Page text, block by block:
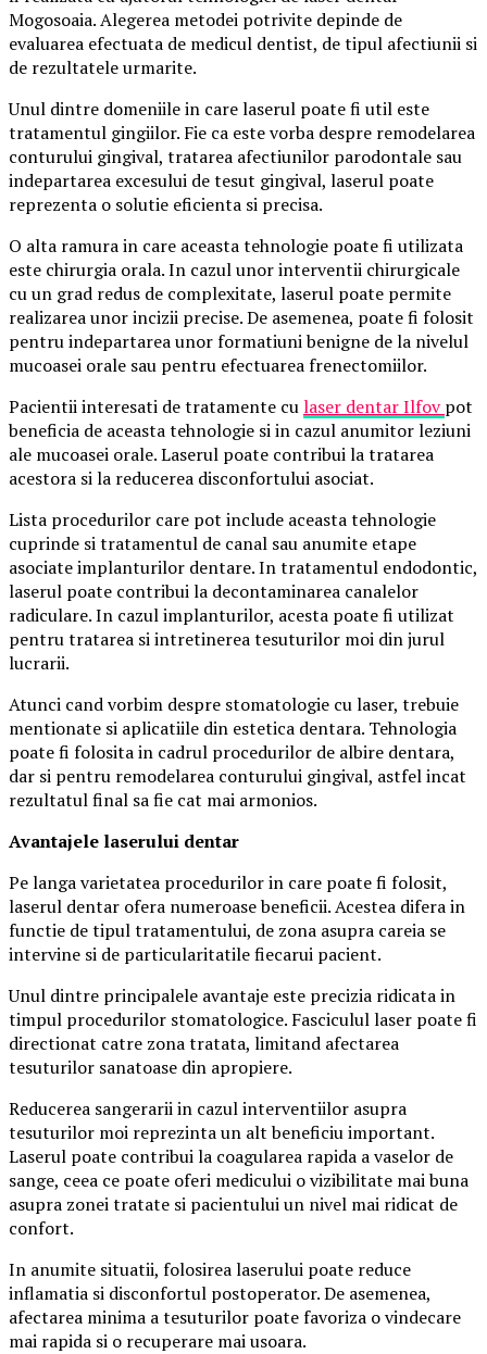
Mogosoaia. Alegerea metodei potrivite depinde de
evaluarea efectuata de medicul dentist, de tipul afectiunii si
de rezultatele urmarite.
Unul dintre domeniile in care laserul poate fi util este
tratamentul gingiilor. Fie ca este vorba despre remodelarea
conturului gingival, tratarea afectiunilor parodontale sau
indepartarea excesului de tesut gingival, laserul poate
reprezenta o solutie eficienta si precisa.
O alta ramura in care aceasta tehnologie poate fi utilizata
este chirurgia orala. In cazul unor interventii chirurgicale
cu un grad redus de complexitate, laserul poate permite
realizarea unor incizii precise. De asemenea, poate fi folosit
pentru indepartarea unor formatiuni benigne de la nivelul
mucoasei orale sau pentru efectuarea frenectomiilor.
Pacientii interesati de tratamente culaser dentar Ilfovpot
beneficia de aceasta tehnologie si in cazul anumitor leziuni
ale mucoasei orale. Laserul poate contribui la tratarea
acestora si la reducerea disconfortului asociat.
Lista procedurilor care pot include aceasta tehnologie
cuprinde si tratamentul de canal sau anumite etape
asociate implanturilor dentare. In tratamentul endodontic,
laserul poate contribui la decontaminarea canalelor
radiculare. In cazul implanturilor, acesta poate fi utilizat
pentru tratarea si intretinerea tesuturilor moi din jurul
lucrarii.
Atunci cand vorbim despre stomatologie cu laser, trebuie
mentionate si aplicatiile din estetica dentara. Tehnologia
poate fi folosita in cadrul procedurilor de albire dentara,
dar si pentru remodelarea conturului gingival, astfel incat
rezultatul final sa fie cat mai armonios.
Avantajele laserului dentar
Pe langa varietatea procedurilor in care poate fi folosit,
laserul dentar ofera numeroase beneficii. Acestea difera in
functie de tipul tratamentului, de zona asupra careia se
intervine si de particularitatile fiecarui pacient.
Unul dintre principalele avantaje este precizia ridicata in
timpul procedurilor stomatologice. Fasciculul laser poate fi
directionat catre zona tratata, limitand afectarea
tesuturilor sanatoase din apropiere.
Reducerea sangerarii in cazul interventiilor asupra
tesuturilor moi reprezinta un alt beneficiu important.
Laserul poate contribui la coagularea rapida a vaselor de
sange, ceea ce poate oferi medicului o vizibilitate mai buna
asupra zonei tratate si pacientului un nivel mai ridicat de
confort.
In anumite situatii, folosirea laserului poate reduce
inflamatia si disconfortul postoperator. De asemenea,
afectarea minima a tesuturilor poate favoriza o vindecare
mai rapida si o recuperare mai usoara.